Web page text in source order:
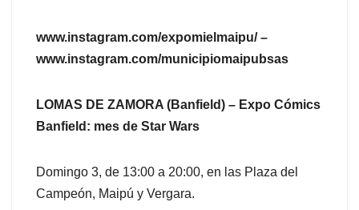
www.instagram.com/expomielmaipu/ –
www.instagram.com/municipiomaipubsas
LOMAS DE ZAMORA (Banfield) – Expo Cómics
Banfield: mes de Star Wars
Domingo 3, de 13:00 a 20:00, en las Plaza del
Campeón, Maipú y Vergara.